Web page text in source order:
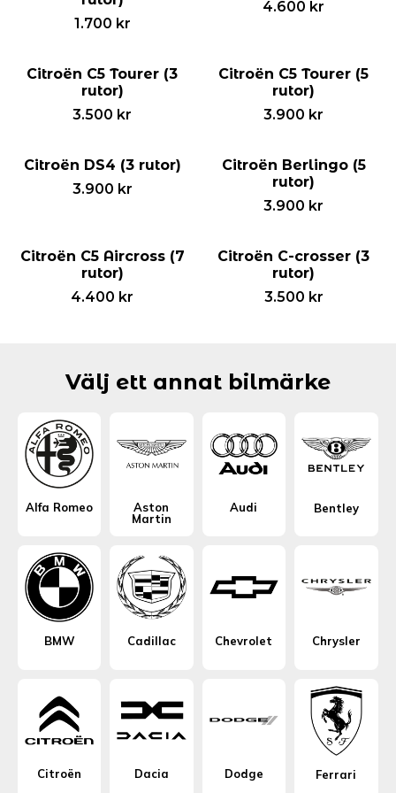
1.700 kr
4.600 kr
Citroën C5 Tourer (3
rutor)
3.500 kr
Citroën C5 Tourer (5
rutor)
3.900 kr
Citroën DS4 (3 rutor)
3.900 kr
Citroën Berlingo (5
rutor)
3.900 kr
Citroën C5 Aircross (7
rutor)
4.400 kr
Citroën C-crosser (3
rutor)
3.500 kr
Välj ett annat bilmärke
Alfa Romeo
Aston
Martin
Audi Bentley
BMW Cadillac Chevrolet Chrysler
Citroën Dacia Dodge Ferrari